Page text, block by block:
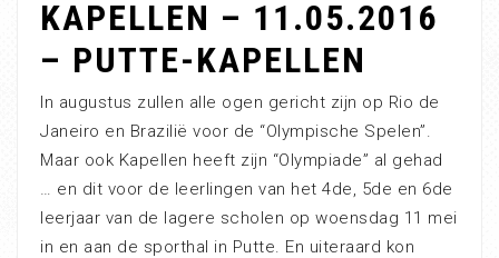
KAPELLEN – 11.05.2016
– PUTTE-KAPELLEN
In augustus zullen alle ogen gericht zijn op Rio de
Janeiro en Brazilië voor de “Olympische Spelen”.
Maar ook Kapellen heeft zijn “Olympiade” al gehad
… en dit voor de leerlingen van het 4de, 5de en 6de
leerjaar van de lagere scholen op woensdag 11 mei
in en aan de sporthal in Putte. En uiteraard kon